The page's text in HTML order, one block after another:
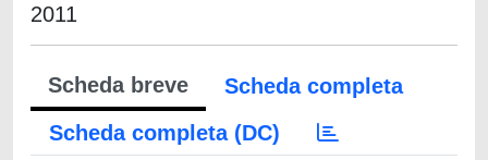
2011
Scheda breve
Scheda completa
Scheda completa (DC)